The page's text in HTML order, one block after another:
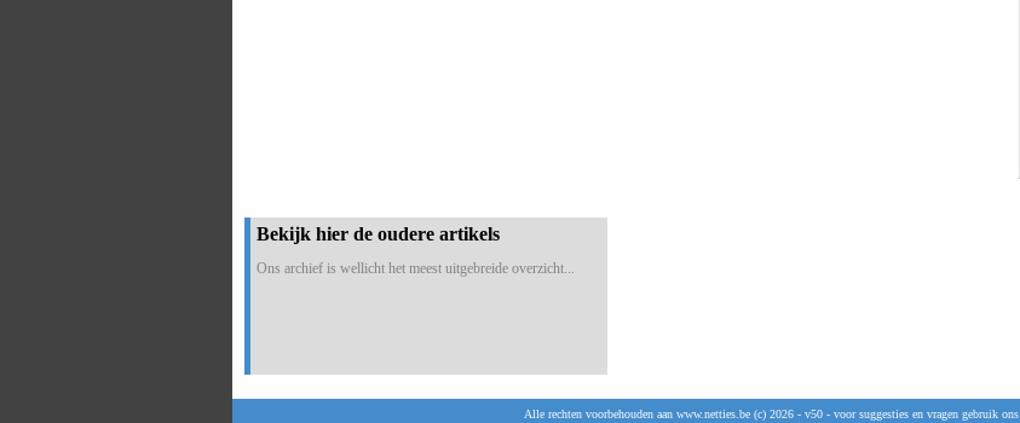
Bekijk hier de oudere artikels
Ons archief is wellicht het meest uitgebreide overzicht...
Alle rechten voorbehouden aan www.netties.be (c) 2026 - v50 - voor suggesties en vragen gebruik ons